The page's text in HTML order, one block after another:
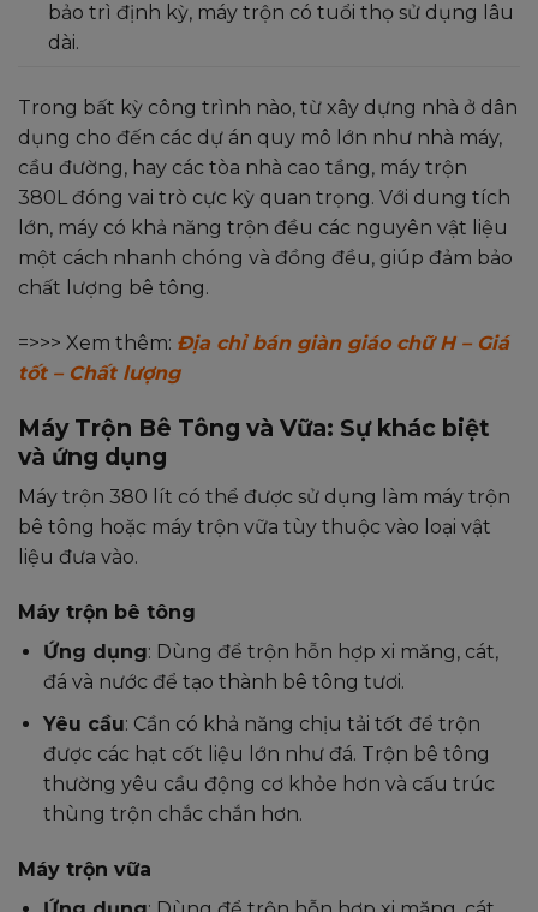
bảo trì định kỳ, máy trộn có tuổi thọ sử dụng lâu
dài.
Trong bất kỳ công trình nào, từ xây dựng nhà ở dân
dụng cho đến các dự án quy mô lớn như nhà máy,
cầu đường, hay các tòa nhà cao tầng, máy trộn
380L đóng vai trò cực kỳ quan trọng. Với dung tích
lớn, máy có khả năng trộn đều các nguyên vật liệu
một cách nhanh chóng và đồng đều, giúp đảm bảo
chất lượng bê tông.
=>>> Xem thêm: Địa chỉ bán giàn giáo chữ H – Giá
tốt – Chất lượng
Máy Trộn Bê Tông và Vữa: Sự khác biệt
và ứng dụng
Máy trộn 380 lít có thể được sử dụng làm máy trộn
bê tông hoặc máy trộn vữa tùy thuộc vào loại vật
liệu đưa vào.
Máy trộn bê tông
Ứng dụng: Dùng để trộn hỗn hợp xi măng, cát,
đá và nước để tạo thành bê tông tươi.
Yêu cầu: Cần có khả năng chịu tải tốt để trộn
được các hạt cốt liệu lớn như đá. Trộn bê tông
thường yêu cầu động cơ khỏe hơn và cấu trúc
thùng trộn chắc chắn hơn.
Máy trộn vữa